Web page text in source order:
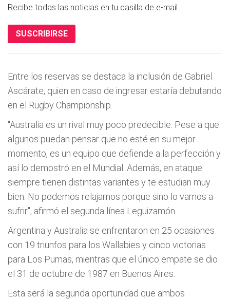
Recibe todas las noticias en tu casilla de e-mail.
SUSCRIBIRSE
Entre los reservas se destaca la inclusión de Gabriel
Ascárate, quien en caso de ingresar estaría debutando
en el Rugby Championship.
"Australia es un rival muy poco predecible. Pese a que
algunos puedan pensar que no esté en su mejor
momento, es un equipo que defiende a la perfección y
así lo demostró en el Mundial. Además, en ataque
siempre tienen distintas variantes y te estudian muy
bien. No podemos relajarnos porque sino lo vamos a
sufrir", afirmó el segunda línea Leguizamón.
Argentina y Australia se enfrentaron en 25 ocasiones
con 19 triunfos para los Wallabies y cinco victorias
para Los Pumas, mientras que el único empate se dio
el 31 de octubre de 1987 en Buenos Aires.
Esta será la segunda oportunidad que ambos